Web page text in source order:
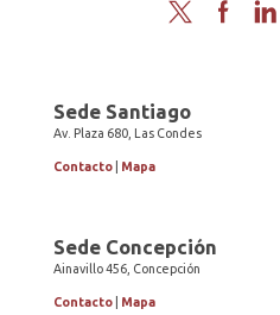
Twitter Facebook
Sede Santiago
Av. Plaza 680, Las Condes
Contacto Mapa
Sede Concepción
Ainavillo 456, Concepción
Contacto Mapa